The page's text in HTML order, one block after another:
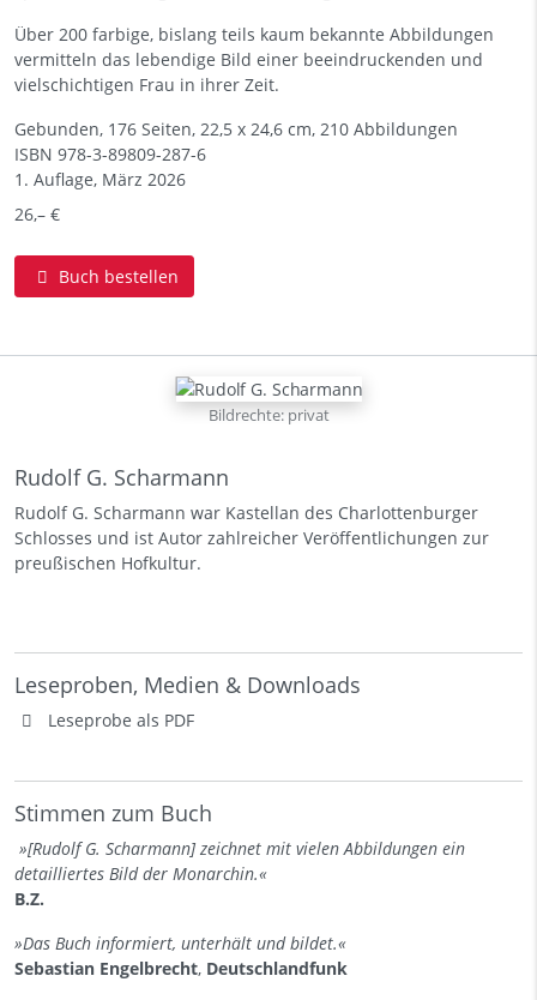
Über 200 farbige, bislang teils kaum bekannte Abbildungen
vermitteln das lebendige Bild einer beeindruckenden und
vielschichtigen Frau in ihrer Zeit.
Gebunden, 176 Seiten, 22,5 x 24,6 cm, 210 Abbildungen
ISBN 978-3-89809-287-6
1. Auflage, März 2026
26,– €
Buch bestellen
Bildrechte: privat
Rudolf G. Scharmann
Rudolf G. Scharmann war Kastellan des Charlottenburger
Schlosses und ist Autor zahlreicher Veröffentlichungen zur
preußischen Hofkultur.
Leseproben, Medien & Downloads
Leseprobe als PDF
Stimmen zum Buch
»[Rudolf G. Scharmann] zeichnet mit vielen Abbildungen ein
detailliertes Bild der Monarchin.«
B.Z.
»Das Buch informiert, unterhält und bildet.«
Sebastian Engelbrecht, Deutschlandfunk